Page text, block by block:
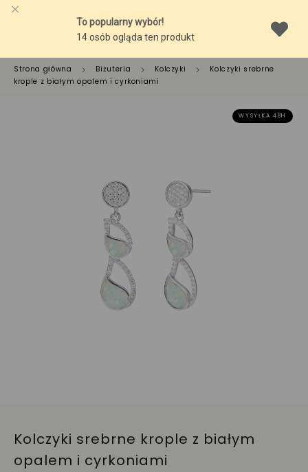
Strona główna Biżuteria Kolczyki
Kolczyki srebrne
krople z białym opalem i cyrkoniami
WYSYŁKA 48H
Kolczyki srebrne krople z białym
opalem i cyrkoniami